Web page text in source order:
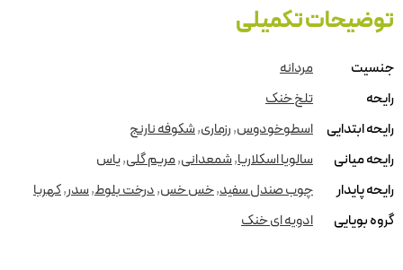
توضیحات تکمیلی
جنسیت
مردانه
رایحه
تلخ خنک
رایحه ابتدایی
اسطوخودوس,رزماری,شکوفه نارنج
رایحه میانی
سالویا اسکلاریا,شمعدانی,مریم گلی,یاس
رایحه پایدار
چوب صندل سفید,خس خس,درخت بلوط,سدر,کهربا
گروه بویایی
ادویه ای خنک